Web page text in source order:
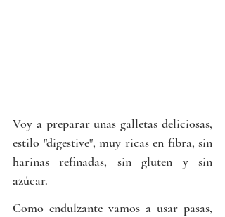
Voy a preparar unas galletas deliciosas,
estilo "digestive", muy ricas en fibra, sin
harinas refinadas, sin gluten y sin
azúcar.
Como endulzante vamos a usar pasas,